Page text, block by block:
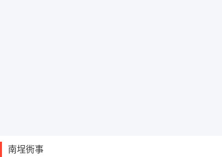
南埕衖事